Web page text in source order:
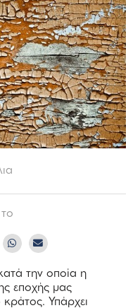
την οποία η
εποχής μας
Υπάρχει